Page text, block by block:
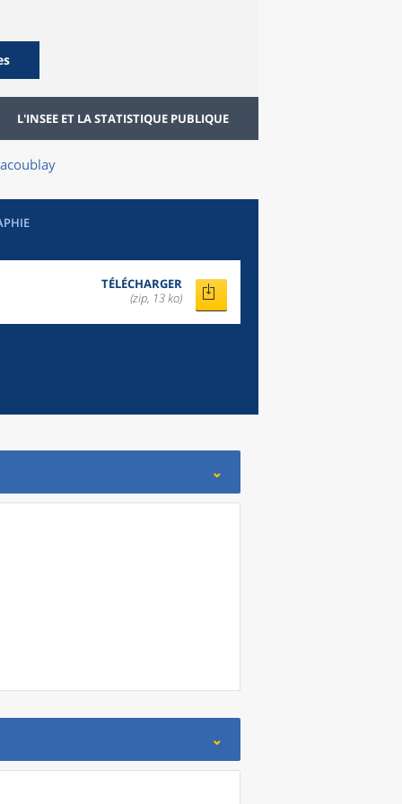
L'INSEE ET LA STATISTIQUE PUBLIQUE
TÉLÉCHARGER
(zip, 13 ko)